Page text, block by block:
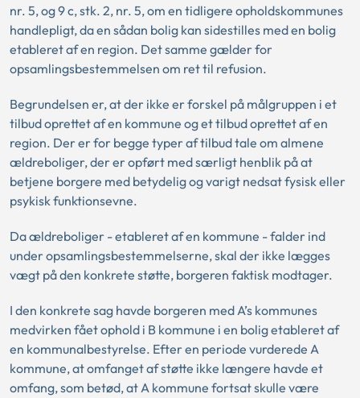
nr. 5, og 9 c, stk. 2, nr. 5, om en tidligere opholdskommunes
handlepligt, da en sådan bolig kan sidestilles med en bolig
etableret af en region. Det samme gælder for
opsamlingsbestemmelsen om ret til refusion.
Begrundelsen er, at der ikke er forskel på målgruppen i et
tilbud oprettet af en kommune og et tilbud oprettet af en
region. Der er for begge typer af tilbud tale om almene
ældreboliger, der er opført med særligt henblik på at
betjene borgere med betydelig og varigt nedsat fysisk eller
psykisk funktionsevne.
Da ældreboliger - etableret af en kommune - falder ind
under opsamlingsbestemmelserne, skal der ikke lægges
vægt på den konkrete støtte, borgeren faktisk modtager.
I den konkrete sag havde borgeren med A’s kommunes
medvirken fået ophold i B kommune i en bolig etableret af
en kommunalbestyrelse. Efter en periode vurderede A
kommune, at omfanget af støtte ikke længere havde et
omfang, som betød, at A kommune fortsat skulle være